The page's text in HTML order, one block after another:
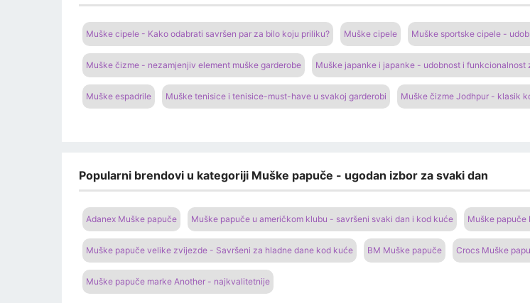
Muške cipele - Kako odabrati savršen par za bilo koju priliku? Muške cipele Muške sportske cipele -
Muške čizme - nezamjenjiv element muške garderobe Muške japanke i japanke - udobnost i funkcionalnost
Muške espadrile Muške tenisice i tenisice-must-have u svakoj garderobi Muške čizme Jodhpur - klasik
Popularni brendovi u kategoriji Muške papuče - ugodan izbor za svaki dan
Adanex Muške papuče Muške papuče u američkom klubu - savršeni svaki dan i kod kuće Muške papuče
Muške papuče velike zvijezde - Savršeni za hladne dane kod kuće BM Muške papuče Crocs Muške
Muške papuče marke Another - najkvalitetnije